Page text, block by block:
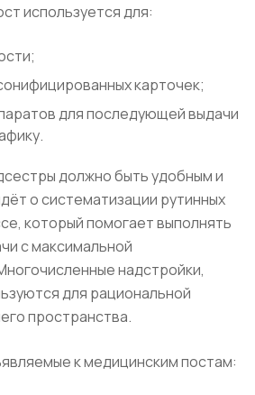
используется для:
карточек;
для последующей выдачи
должно быть удобным и
о систематизации рутинных
который помогает выполнять
с максимальной
надстройки,
для рациональной
пространства.
к медицинским постам: